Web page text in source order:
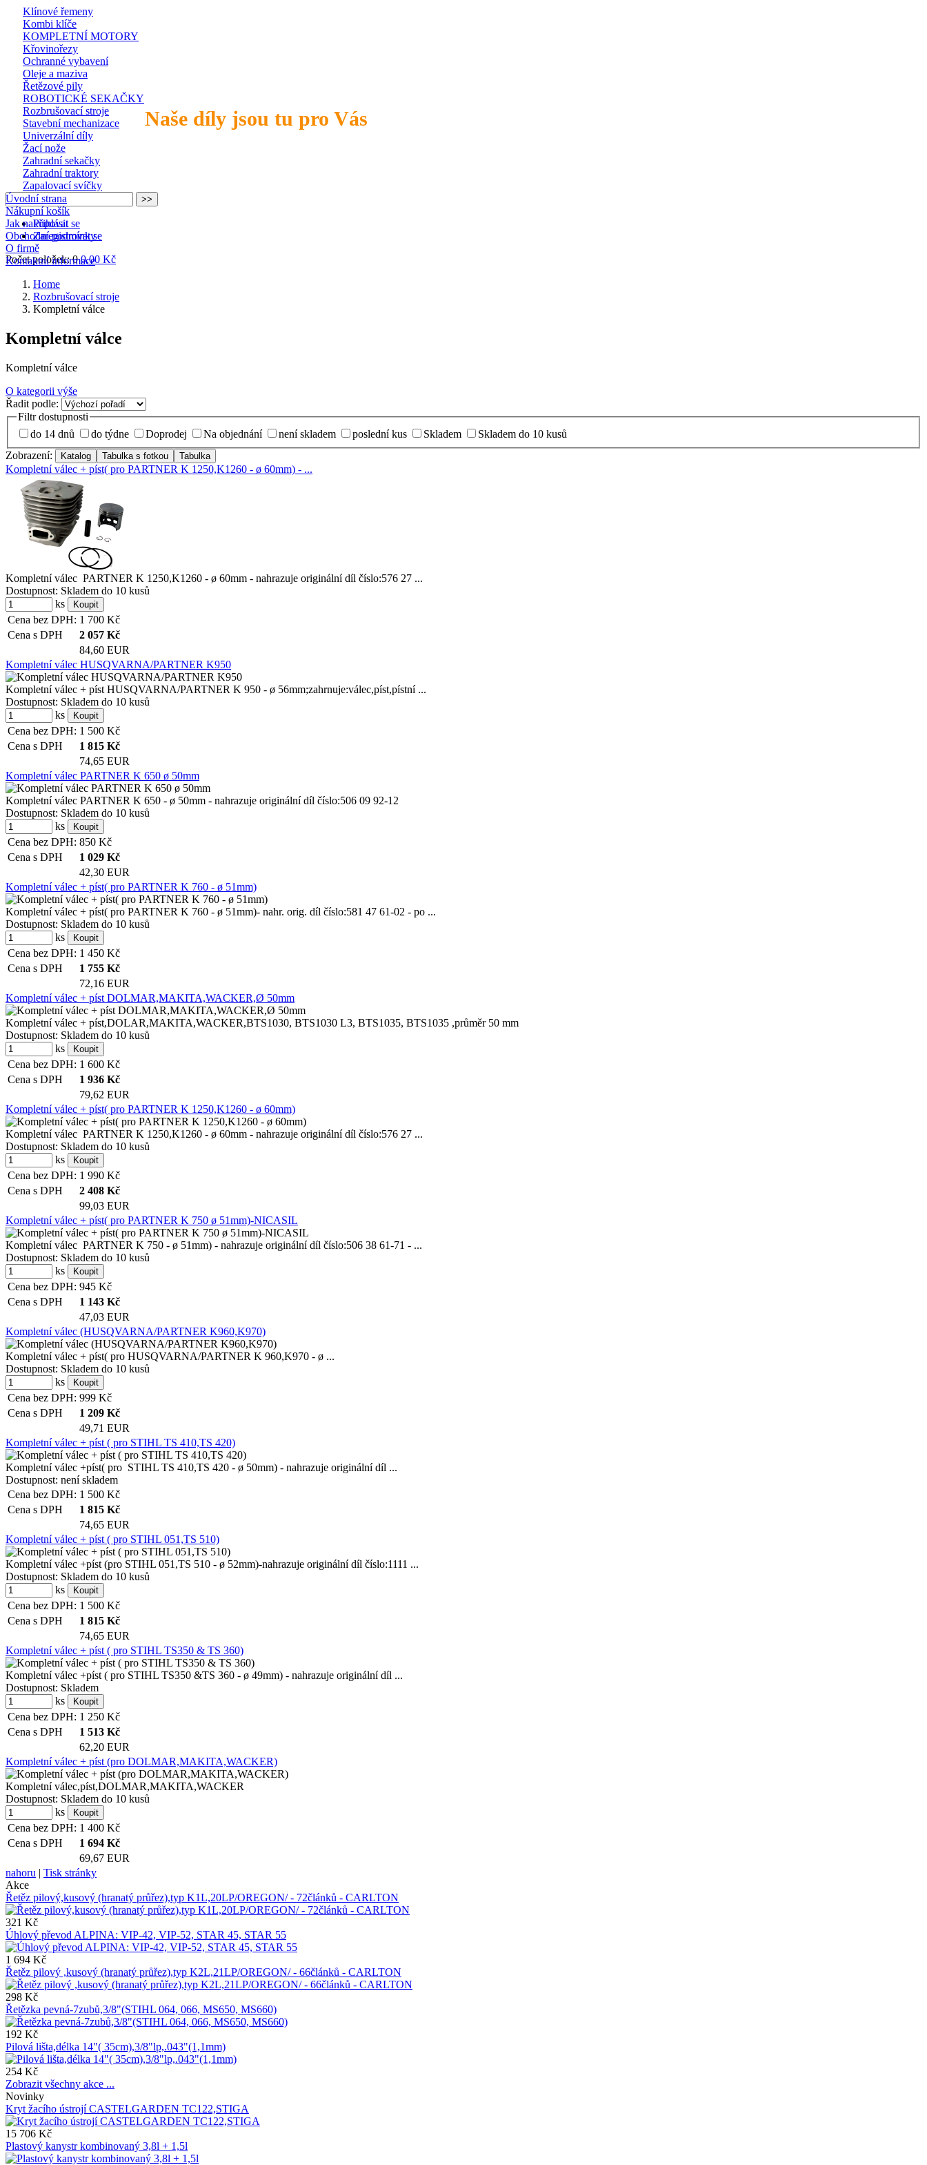
Naše díly jsou tu pro Vás
Klínové řemeny
Kombi klíče
KOMPLETNÍ MOTORY
Křovinořezy
Ochranné vybavení
Oleje a maziva
Řetězové pily
ROBOTICKÉ SEKAČKY
Rozbrušovací stroje
Stavební mechanizace
Univerzální díly
Žací nože
Zahradní sekačky
Zahradní traktory
Zapalovací svíčky
Přihlásit se
Zaregistrovat se
Počet položek: 0 0,00 Kč
Úvodní strana
Nákupní košík
Jak nakupovat
Obchodní podmínky
O firmě
Kontaktní informace
Home
Rozbrušovací stroje
Kompletní válce
Kompletní válce
Kompletní válce
O kategorii výše
Řadit podle:
Filtr dostupnosti
do 14 dnů
do týdne Doprodej Na objednání není skladem poslední kus Skladem
Skladem do 10 kusů
Zobrazení:
Kompletní válec + píst( pro PARTNER K 1250,K1260 - ø 60mm) - ...
Kompletní válec PARTNER K 1250,K1260 - ø 60mm - nahrazuje originální díl číslo:576 27 ...
Dostupnost: Skladem do 10 kusů
ks
Cena bez DPH: 1 700 Kč
Cena s DPH
2 057 Kč
84,60 EUR
Kompletní válec HUSQVARNA/PARTNER K950
Kompletní válec + píst HUSQVARNA/PARTNER K 950 - ø 56mm;zahrnuje:válec,píst,pístní ...
Dostupnost: Skladem do 10 kusů
ks
Cena bez DPH: 1 500 Kč
Cena s DPH
1 815 Kč
74,65 EUR
Kompletní válec PARTNER K 650 ø 50mm
Kompletní válec PARTNER K 650 - ø 50mm - nahrazuje originální díl číslo:506 09 92-12
Dostupnost: Skladem do 10 kusů
ks
Cena bez DPH: 850 Kč
Cena s DPH
1 029 Kč
42,30 EUR
Kompletní válec + píst( pro PARTNER K 760 - ø 51mm)
Kompletní válec + píst( pro PARTNER K 760 - ø 51mm)- nahr. orig. díl číslo:581 47 61-02 - po ...
Dostupnost: Skladem do 10 kusů
ks
Cena bez DPH: 1 450 Kč
Cena s DPH
1 755 Kč
72,16 EUR
Kompletní válec + píst DOLMAR,MAKITA,WACKER,Ø 50mm
Kompletní válec + píst,DOLAR,MAKITA,WACKER,BTS1030, BTS1030 L3, BTS1035, BTS1035 ,průměr 50 mm
Dostupnost: Skladem do 10 kusů
ks
Cena bez DPH: 1 600 Kč
Cena s DPH
1 936 Kč
79,62 EUR
Kompletní válec + píst( pro PARTNER K 1250,K1260 - ø 60mm)
Kompletní válec PARTNER K 1250,K1260 - ø 60mm - nahrazuje originální díl číslo:576 27 ...
Dostupnost: Skladem do 10 kusů
ks
Cena bez DPH: 1 990 Kč
Cena s DPH
2 408 Kč
99,03 EUR
Kompletní válec + píst( pro PARTNER K 750 ø 51mm)-NICASIL
Kompletní válec PARTNER K 750 - ø 51mm) - nahrazuje originální díl číslo:506 38 61-71 - ...
Dostupnost: Skladem do 10 kusů
ks
Cena bez DPH: 945 Kč
Cena s DPH
1 143 Kč
47,03 EUR
Kompletní válec (HUSQVARNA/PARTNER K960,K970)
Kompletní válec + píst( pro HUSQVARNA/PARTNER K 960,K970 - ø ...
Dostupnost: Skladem do 10 kusů
ks
Cena bez DPH: 999 Kč
Cena s DPH
1 209 Kč
49,71 EUR
Kompletní válec + píst ( pro STIHL TS 410,TS 420)
Kompletní válec +píst( pro STIHL TS 410,TS 420 - ø 50mm) - nahrazuje originální díl ...
Dostupnost: není skladem
Cena bez DPH: 1 500 Kč
Cena s DPH
1 815 Kč
74,65 EUR
Kompletní válec + píst ( pro STIHL 051,TS 510)
Kompletní válec +píst (pro STIHL 051,TS 510 - ø 52mm)-nahrazuje originální díl číslo:1111 ...
Dostupnost: Skladem do 10 kusů
ks
Cena bez DPH: 1 500 Kč
Cena s DPH
1 815 Kč
74,65 EUR
Kompletní válec + píst ( pro STIHL TS350 & TS 360)
Kompletní válec +píst ( pro STIHL TS350 &TS 360 - ø 49mm) - nahrazuje originální díl ...
Dostupnost: Skladem
ks
Cena bez DPH: 1 250 Kč
Cena s DPH
1 513 Kč
62,20 EUR
Kompletní válec + píst (pro DOLMAR,MAKITA,WACKER)
Kompletní válec,píst,DOLMAR,MAKITA,WACKER
Dostupnost: Skladem do 10 kusů
ks
Cena bez DPH: 1 400 Kč
Cena s DPH
1 694 Kč
69,67 EUR
nahoru | Tisk stránky
Akce
Řetěz pilový,kusový (hranatý průřez),typ K1L,20LP/OREGON/ - 72článků - CARLTON
321 Kč
Úhlový převod ALPINA: VIP-42, VIP-52, STAR 45, STAR 55
1 694 Kč
Řetěz pilový ,kusový (hranatý průřez),typ K2L,21LP/OREGON/ - 66článků - CARLTON
298 Kč
Řetězka pevná-7zubů,3/8"(STIHL 064, 066, MS650, MS660)
192 Kč
Pilová lišta,délka 14"( 35cm),3/8"lp,.043"(1,1mm)
254 Kč
Zobrazit všechny akce ...
Novinky
Kryt žacího ústrojí CASTELGARDEN TC122,STIGA
15 706 Kč
Plastový kanystr kombinovaný 3,8l + 1,5l